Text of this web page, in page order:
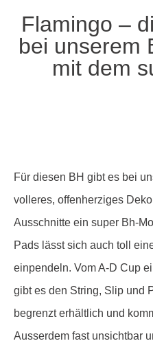
Flamingo –
bei unserem
mit dem
Für diesen BH gibt es bei
volleres, offenherziges
Ausschnitte ein super Bh-
Pads lässt sich auch toll
einpendeln. Vom A-D Cup
gibt es den String, Slip und
begrenzt erhältlich und
Ausserdem fast unsichtbar